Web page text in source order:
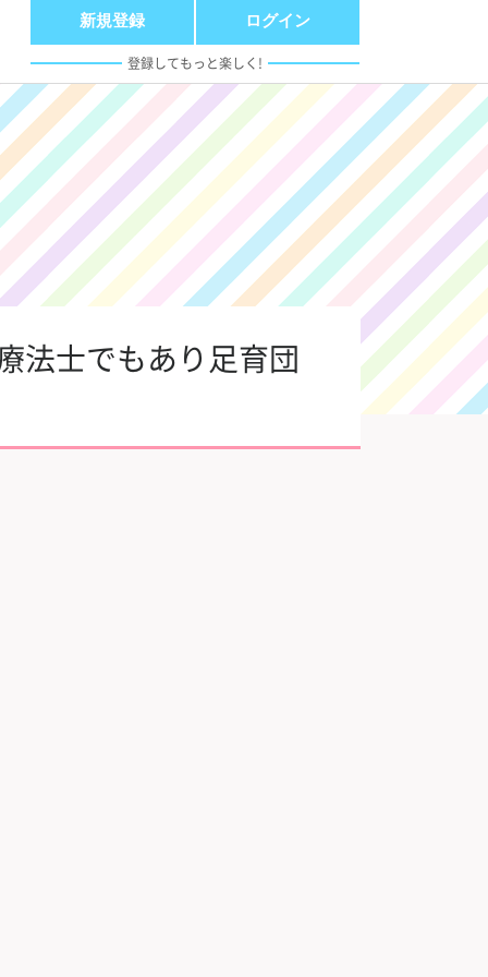
新規登録 ログイン
登録してもっと楽しく!
法士でもあり足育団